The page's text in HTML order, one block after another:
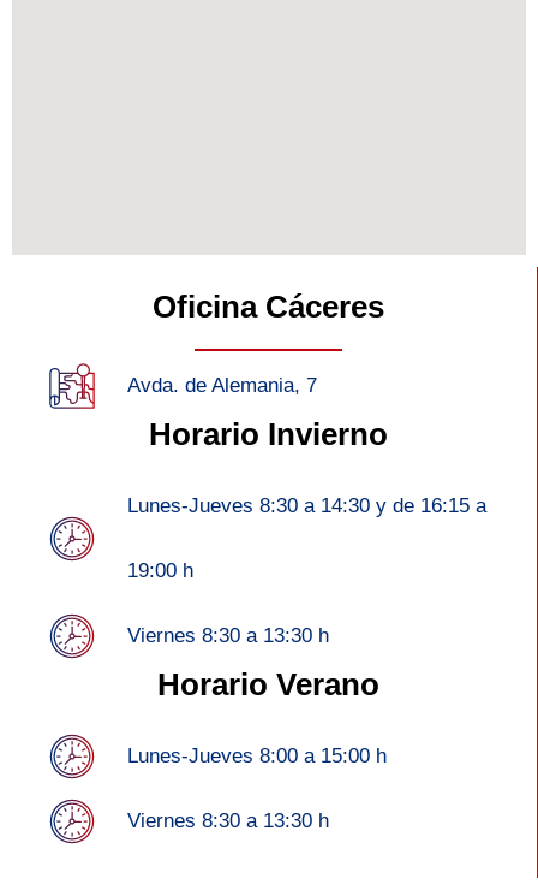
Oficina Cáceres
Avda. de Alemania, 7
Horario Invierno
Lunes-Jueves 8:30 a 14:30 y de 16:15 a
19:00 h
Viernes 8:30 a 13:30 h
Horario Verano
Lunes-Jueves 8:00 a 15:00 h
Viernes 8:30 a 13:30 h